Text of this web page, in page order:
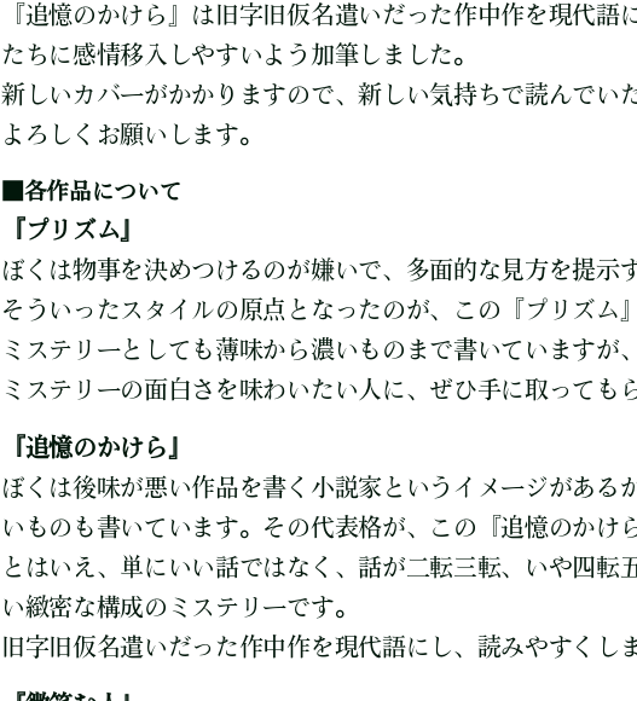
『追憶のかけら』は旧字旧仮名遣いだった作中作を現代語
たちに感情移入しやすいよう加筆しました。
新しいカバーがかかりますので、新しい気持ちで読んでい
よろしくお願いします。
■各作品について
『プリズム』
ぼくは物事を決めつけるのが嫌いで、多面的な見方を提示
そういったスタイルの原点となったのが、この『プリズム
ミステリーとしても薄味から濃いものまで書いていますが
ミステリーの面白さを味わいたい人に、ぜひ手に取っても
『追憶のかけら』
ぼくは後味が悪い作品を書く小説家というイメージがある
いものも書いています。その代表格が、この『追憶のかけ
とはいえ、単にいい話ではなく、話が二転三転、いや四転
い緻密な構成のミステリーです。
旧字旧仮名遣いだった作中作を現代語にし、読みやすくし